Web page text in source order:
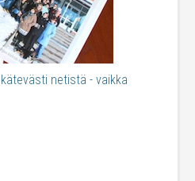
netistä - vaikka